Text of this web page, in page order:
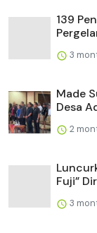
139
3
Made
Desa
2
Fuji”
3